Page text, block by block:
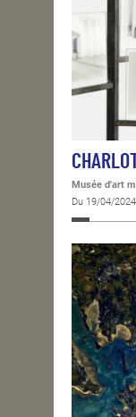
Musée d'art
Du 19/04/